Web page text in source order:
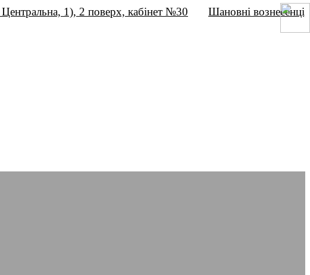
1), 2 поверх, кабінет №30 Шановні